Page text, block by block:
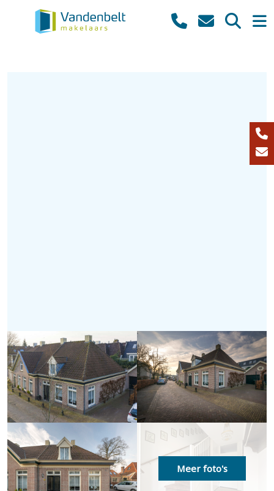
Meer foto's